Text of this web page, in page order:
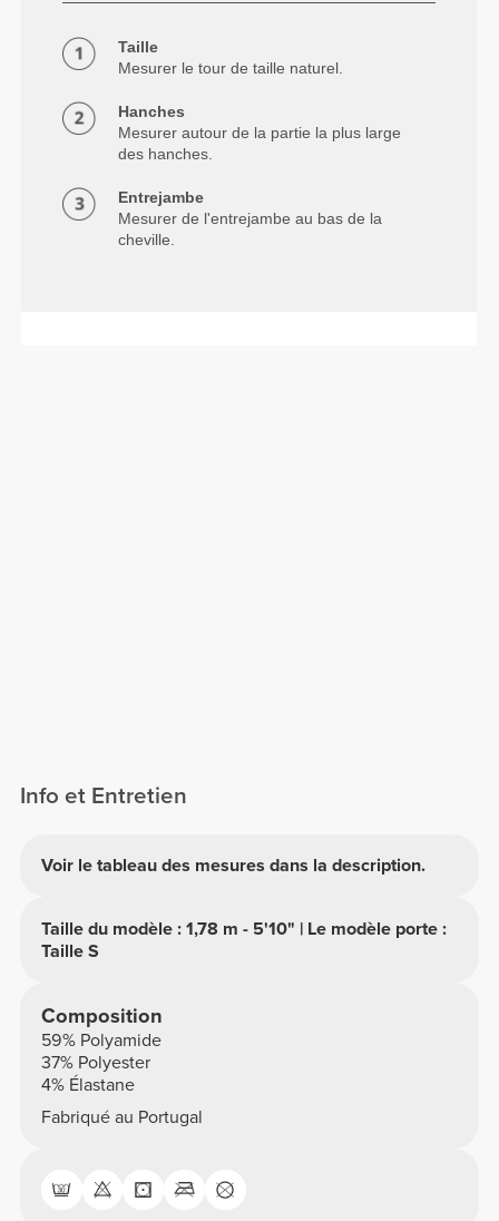
Taille
Mesurer le tour de taille naturel.
Hanches
Mesurer autour de la partie la plus large
des hanches.
Entrejambe
Mesurer de l'entrejambe au bas de la
cheville.
Info et Entretien
Voir le tableau des mesures dans la description.
Taille du modèle : 1,78 m - 5'10" | Le modèle porte :
Taille S
Composition
59% Polyamide
37% Polyester
4% Élastane
Fabriqué au Portugal